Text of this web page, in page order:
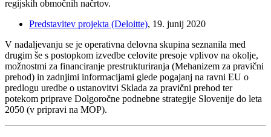
regijskih območnih načrtov.
Predstavitev projekta (Deloitte), 19. junij 2020
V nadaljevanju se je operativna delovna skupina seznanila med
drugim še s postopkom izvedbe celovite presoje vplivov na okolje,
možnostmi za financiranje prestrukturiranja (Mehanizem za pravični
prehod) in zadnjimi informacijami glede pogajanj na ravni EU o
predlogu uredbe o ustanovitvi Sklada za pravični prehod ter
potekom priprave Dolgoročne podnebne strategije Slovenije do leta
2050 (v pripravi na MOP).